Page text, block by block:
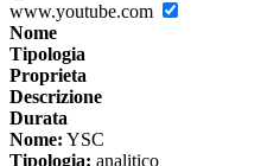
www.youtube.com
Nome
Tipologia
Proprieta
Descrizione
Durata
Nome: YSC
Tipologia: analitico